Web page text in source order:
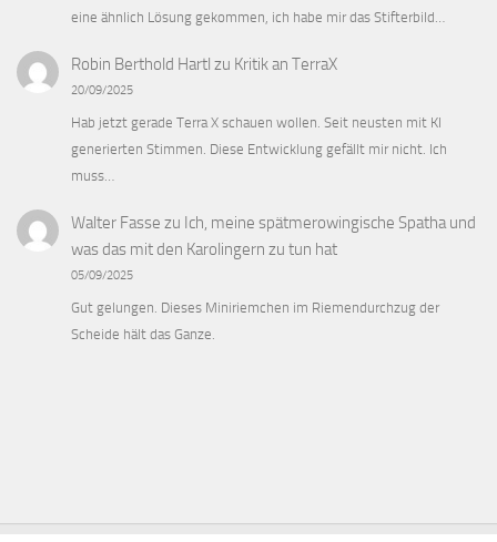
eine ähnlich Lösung gekommen, ich habe mir das Stifterbild…
Robin Berthold Hartl zu Kritik an TerraX
20/09/2025
Hab jetzt gerade Terra X schauen wollen. Seit neusten mit KI
generierten Stimmen. Diese Entwicklung gefällt mir nicht. Ich
muss…
Walter Fasse zu Ich, meine spätmerowingische Spatha und
was das mit den Karolingern zu tun hat
05/09/2025
Gut gelungen. Dieses Miniriemchen im Riemendurchzug der
Scheide hält das Ganze.